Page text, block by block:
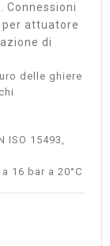
Connessioni
attuatore
di
delle ghiere
ISO 15493,
16 bar a 20°C